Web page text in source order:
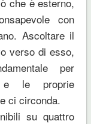
con
Ascoltare il
verso di esso,
per
e le proprie
ci circonda.
su quattro